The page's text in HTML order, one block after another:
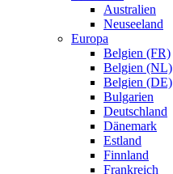
Australien
Neuseeland
Europa
Belgien (FR)
Belgien (NL)
Belgien (DE)
Bulgarien
Deutschland
Dänemark
Estland
Finnland
Frankreich